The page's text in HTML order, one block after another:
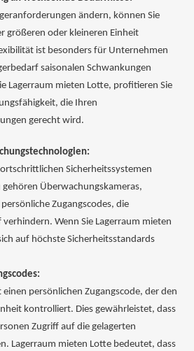
ändern, können Sie
größeren oder kleineren Einheit
ist besonders für Unternehmen
saisonalen Schwankungen
Lagerraum mieten Lotte, profitieren Sie
die Ihren
gerecht wird.
Sicherheitssystemen
Überwachungskameras,
Zugangscodes, die
Wenn Sie Lagerraum mieten
auf höchste Sicherheitsstandards
persönlichen Zugangscode, der den
kontrolliert. Dies gewährleistet, dass
Zugriff auf die gelagerten
Lagerraum mieten Lotte bedeutet, dass